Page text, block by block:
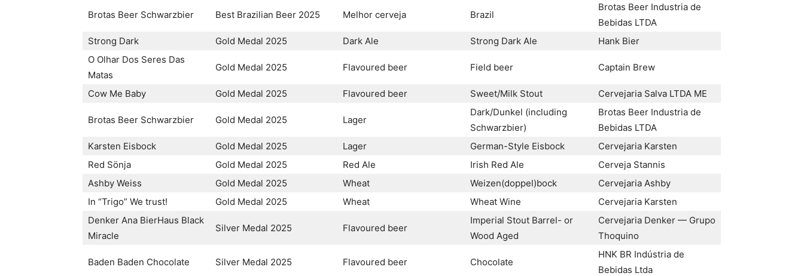
Brotas Beer Schwarzbier Best Brazilian Beer 2025 Melhor cerveja Brazil
Brotas Beer Industria de
Bebidas LTDA
Strong Dark
Gold Medal 2025 Dark Ale Strong Dark Ale
Hank Bier
O Olhar Dos Seres Das
Matas
Gold Medal 2025 Flavoured beer Field beer Captain Brew
Cow Me Baby Gold Medal 2025 Flavoured beer Sweet/Milk Stout Cervejaria Salva LTDA ME
Brotas Beer Schwarzbier Gold Medal 2025 Lager
Dark/Dunkel (including
Schwarzbier)
Brotas Beer Industria de
Bebidas LTDA
Karsten Eisbock
Gold Medal 2025 Lager German-Style Eisbock
Cervejaria Karsten
Red Sönja
Gold Medal 2025 Red Ale Irish Red Ale
Cerveja Stannis
Ashby Weiss
Gold Medal 2025 Wheat Weizen(doppel)bock
Cervejaria Ashby
In “Trigo” We trust!
Gold Medal 2025 Wheat Wheat Wine
Cervejaria Karsten
Denker Ana BierHaus Black
Miracle
Silver Medal 2025 Flavoured beer
Imperial Stout Barrel- or
Wood Aged
Cervejaria Denker — Grupo
Thoquino
Baden Baden Chocolate Silver Medal 2025 Flavoured beer Chocolate
HNK BR Indústria de
Bebidas Ltda